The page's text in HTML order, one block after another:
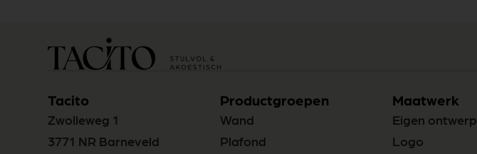
Tacito
Zwolleweg 1
3771 NR Barneveld
Productgroepen
Wand
Plafond
Maatwerk
Eigen ontwerp
Logo